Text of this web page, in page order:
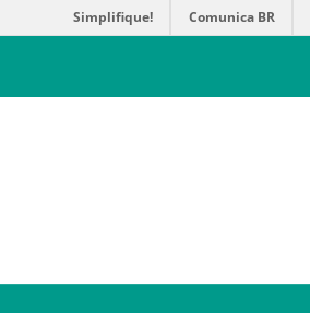
Simplifique! Comunica BR